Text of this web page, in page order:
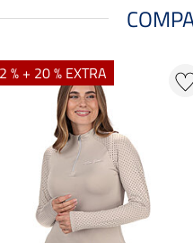
% + 20 % EXTRA